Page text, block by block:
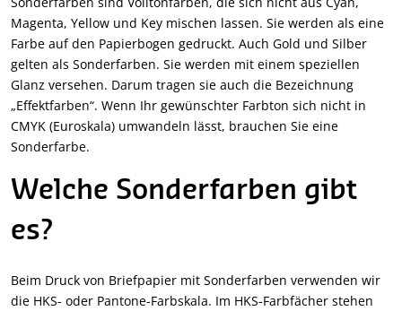
Magenta, Yellow und Key mischen lassen. Sie werden als eine
Farbe auf den Papierbogen gedruckt. Auch Gold und Silber
gelten als Sonderfarben. Sie werden mit einem speziellen
Glanz versehen. Darum tragen sie auch die Bezeichnung
„Effektfarben“. Wenn Ihr gewünschter Farbton sich nicht in
CMYK (Euroskala) umwandeln lässt, brauchen Sie eine
Sonderfarbe.
Welche Sonderfarben gibt
es?
Beim Druck von Briefpapier mit Sonderfarben verwenden wir
die HKS- oder Pantone-Farbskala. Im HKS-Farbfächer stehen